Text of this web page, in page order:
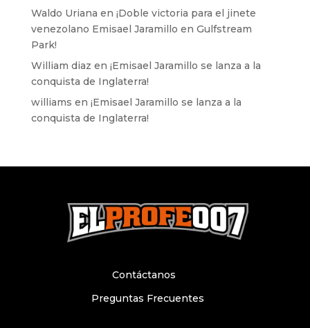
Waldo Uriana en ¡Doble victoria para el jinete
venezolano Emisael Jaramillo en Gulfstream
Park!
William diaz en ¡Emisael Jaramillo se lanza a la
conquista de Inglaterra!
williams en ¡Emisael Jaramillo se lanza a la
conquista de Inglaterra!
Preguntas Frecuentes
Contáctanos